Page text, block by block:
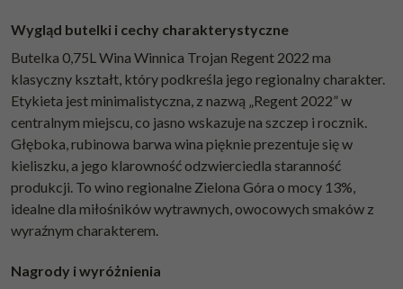
Wygląd butelki i cechy charakterystyczne
Butelka 0,75L Wina Winnica Trojan Regent 2022 ma
klasyczny kształt, który podkreśla jego regionalny charakter.
Etykieta jest minimalistyczna, z nazwą „Regent 2022” w
centralnym miejscu, co jasno wskazuje na szczep i rocznik.
Głęboka, rubinowa barwa wina pięknie prezentuje się w
kieliszku, a jego klarowność odzwierciedla staranność
produkcji. To wino regionalne Zielona Góra o mocy 13%,
idealne dla miłośników wytrawnych, owocowych smaków z
wyraźnym charakterem.
Nagrody i wyróżnienia